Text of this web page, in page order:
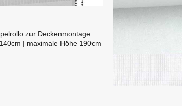
zur Deckenmontage
| maximale Höhe 190cm